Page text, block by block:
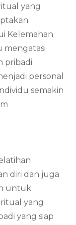
yang
Kelemahan
mengatasi
pribadi
personal
semakin
diri dan juga
untuk
yang
yang siap